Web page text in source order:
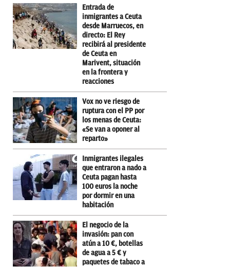
Entrada de
inmigrantes a Ceuta
desde Marruecos, en
directo: El Rey
recibirá al presidente
de Ceuta en
Marivent, situación
en la frontera y
reacciones
Vox no ve riesgo de
ruptura con el PP por
los menas de Ceuta:
«Se van a oponer al
reparto»
Inmigrantes ilegales
que entraron a nado a
Ceuta pagan hasta
100 euros la noche
por dormir en una
habitación
El negocio de la
invasión: pan con
atún a 10 €, botellas
de agua a 5 € y
paquetes de tabaco a